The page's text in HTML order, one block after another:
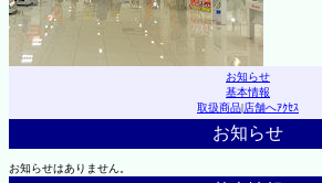
お知らせ
基本情報
取扱商品|店舗へｱｸｾｽ
お知らせ
お知らせはありません。